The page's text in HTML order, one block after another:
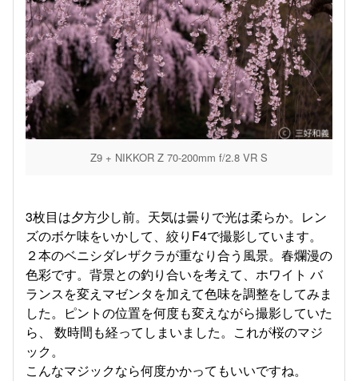
Z9 + NIKKOR Z 70-200mm f/2.8 VR S
3枚目は夕方少し前。天気は曇りで光は柔らか。レン
ズのボケ味をいかして、絞りF4で撮影しています。
２本のベニシダレザクラが重なり合う風景。春爛漫の
色彩です。背景との釣り合いを考えて、ホワイト バ
ランスを変えマゼンタを加えて色味を調整をしてみま
した。ピントの位置を何度も変えながら撮影していた
ら、 数時間も経ってしまいました。これが桜のマジ
ック。
こんなマジックなら何度かかってもいいですね。